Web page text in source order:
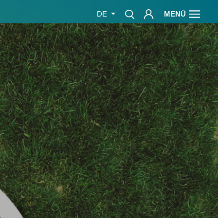
DE MENÜ